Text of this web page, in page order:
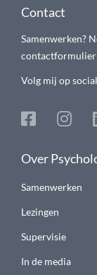
Contact
Samenwerken?
contactformulier
Volg mij op
Over
Samenwerken
Lezingen
Supervisie
In de media